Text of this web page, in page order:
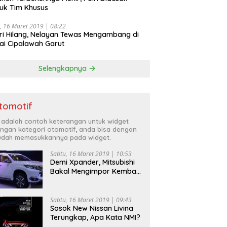
Tim Khusus
16 Maret 2019 | 08:22
Hilang, Nelayan Tewas Mengambang di
Cipalawah Garut
Selengkapnya
adalah contoh keterangan untuk widget
kategori otomotif, anda bisa dengan
memasukkannya pada widget.
Sabtu, 16 Maret 2019 | 10:53
Demi Xpander, Mitsubishi
Bakal Mengimpor Kembali
Sabtu, 16 Maret 2019 | 09:43
Sosok New Nissan Livina
Terungkap, Apa Kata NMI?